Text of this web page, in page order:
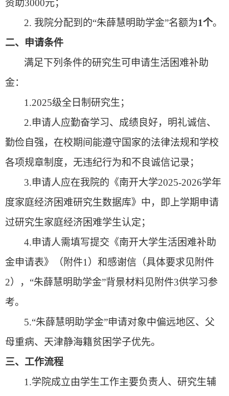
资助3000元；
2. 我院分配到的“朱薛慧明助学金”名额为1个。
二、申请条件
满足下列条件的研究生可申请生活困难补助
金：
1.2025级全日制研究生；
2.申请人应勤奋学习、成绩良好，明礼诚信、
勤俭自强，在校期间能遵守国家的法律法规和学校
各项规章制度，无违纪行为和不良诚信记录；
3.申请人应在我院的《南开大学2025-2026学年
度家庭经济困难研究生数据库》中，即上学期申请
过研究生家庭经济困难学生认定；
4.申请人需填写提交《南开大学生活困难补助
金申请表》
（ 附件1）和感谢信 （具体要求见附件
2）， “朱薛慧明助学金”背景材料见附件3供学习参
考。
5.“朱薛慧明助学金”申请对象中偏远地区、父
母重病、天津静海籍贫困学子优先。
三、 工作流程
1.学院成立由学生工作主要负责人、研究生辅